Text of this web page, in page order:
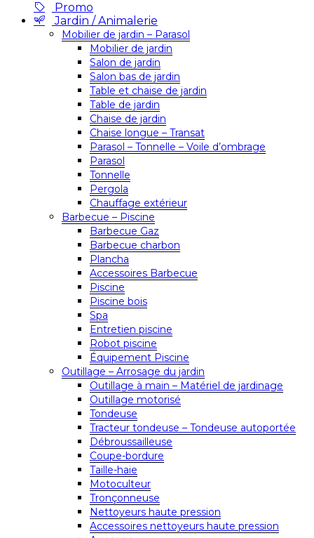
Promo
Jardin / Animalerie
Mobilier de jardin – Parasol
Mobilier de jardin
Salon de jardin
Salon bas de jardin
Table et chaise de jardin
Table de jardin
Chaise de jardin
Chaise longue – Transat
Parasol – Tonnelle – Voile d’ombrage
Parasol
Tonnelle
Pergola
Chauffage extérieur
Barbecue – Piscine
Barbecue Gaz
Barbecue charbon
Plancha
Accessoires Barbecue
Piscine
Piscine bois
Spa
Entretien piscine
Robot piscine
Équipement Piscine
Outillage – Arrosage du jardin
Outillage à main – Matériel de jardinage
Outillage motorisé
Tondeuse
Tracteur tondeuse – Tondeuse autoportée
Débroussailleuse
Coupe-bordure
Taille-haie
Motoculteur
Tronçonneuse
Nettoyeurs haute pression
Accessoires nettoyeurs haute pression